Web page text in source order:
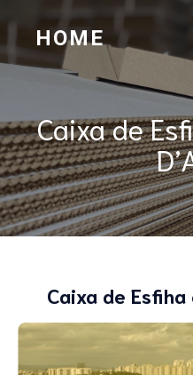
HOME
Caixa de
Caixa de Esfiha